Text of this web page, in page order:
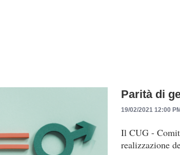
Parità di
19/02/2021 12:00
Il CUG -
realizzazione